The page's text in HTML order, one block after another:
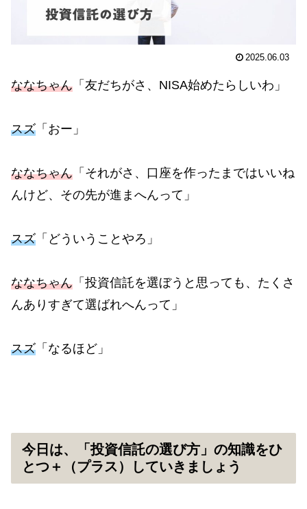
2025.06.03
ななちゃん 「友だちがさ、NISA始めたらしいわ」
スズ 「おー」
ななちゃん 「それがさ、口座を作ったまではいいね
んけど、その先が進まへんって」
スズ 「どういうことやろ」
ななちゃん 「投資信託を選ぼうと思っても、たくさ
んありすぎて選ばれへんって」
スズ 「なるほど」
今日は、「投資信託の選び方」の知識をひ
とつ＋（プラス）していきましょう